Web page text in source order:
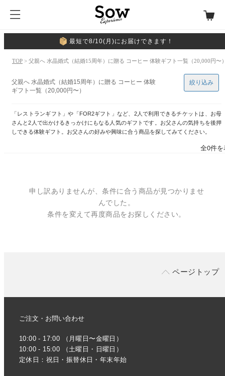
最短で8/10(月)にお届けできます！
TOP > 父親へ 水晶婚式（結婚15周年）に贈る コーヒー 体験ギフト一覧（20,000円〜
父親へ 水晶婚式（結婚15周年）に贈る コーヒー 体験
ギフト一覧（20,000円〜）
「レストランギフト」や「FOR2ギフト」など、2人で利用できるチケットは、お母
さんと2人で出かけるきっかけにもなる人気のギフトです。お父さんの気持ちを後押
しできる体験ギフト。お父さんの好みや興味に合う商品を探してみてください。
絞り込み
全0件
申し訳ありませんが、条件に合う商品が見つかりませ
んでした。
条件を変えて再度商品をお探しください。
ページトップ
ご注文・お問い合わせ
10:00 - 17:00 （月曜日〜金曜日）
10:00 - 15:00 （土曜日・日曜日）
定休日：祝日・振替休日・年末年始